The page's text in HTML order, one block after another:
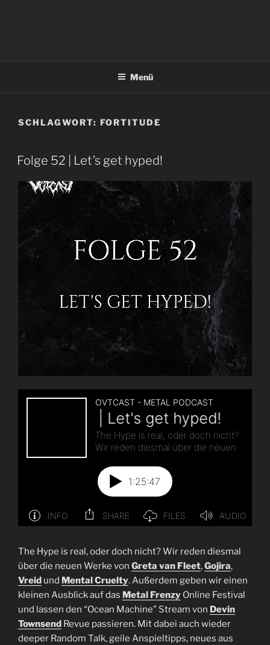
Menü
SCHLAGWORT: FORTITUDE
Folge 52 | Let’s get hyped!
The Hype is real, oder doch nicht? Wir reden diesmal
über die neuen Werke von Greta van Fleet,Gojira,
Vreid und Mental Cruelty. Außerdem geben wir einen
kleinen Ausblick auf das Metal Frenzy Online Festival
und lassen den “Ocean Machine” Stream von Devin
Townsend Revue passieren. Mit dabei auch wieder
deeper Random Talk, geile Anspieltipps, neues aus